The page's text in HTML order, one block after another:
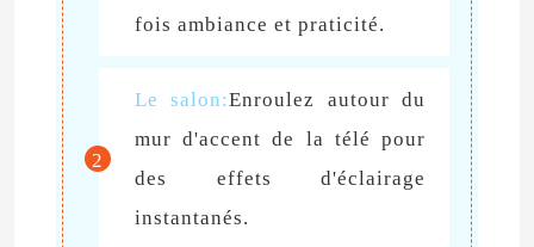
Lumière de joint de mur de LED
Sous l'éclairage de l'étagère LED
Rail de lumière de voie de LED
fois ambiance et praticité.
2
Le salon:Enroulez autour du
mur d'accent de la télé pour
des effets d'éclairage
instantanés.